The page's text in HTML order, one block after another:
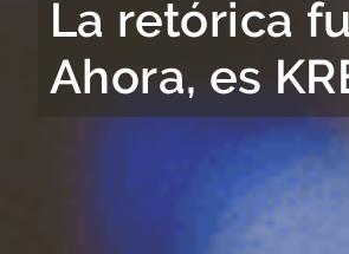
La retórica
Ahora, es